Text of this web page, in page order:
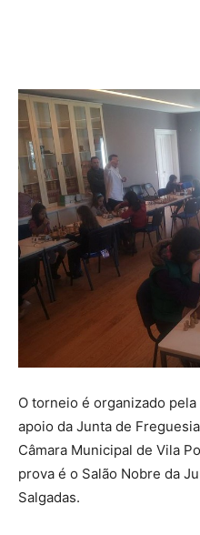
O torneio é organizado
apoio da Junta de
Câmara Municipal de Vila
prova é o Salão Nobre da
Salgadas.